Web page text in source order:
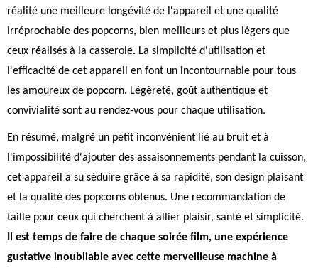
réalité une meilleure longévité de l'appareil et une qualité
irréprochable des popcorns, bien meilleurs et plus légers que
ceux réalisés à la casserole. La simplicité d'utilisation et
l'efficacité de cet appareil en font un incontournable pour tous
les amoureux de popcorn. Légèreté, goût authentique et
convivialité sont au rendez-vous pour chaque utilisation.
En résumé, malgré un petit inconvénient lié au bruit et à
l'impossibilité d'ajouter des assaisonnements pendant la cuisson,
cet appareil a su séduire grâce à sa rapidité, son design plaisant
et la qualité des popcorns obtenus. Une recommandation de
taille pour ceux qui cherchent à allier plaisir, santé et simplicité.
Il est temps de faire de chaque soirée film, une expérience
gustative inoubliable avec cette merveilleuse machine à